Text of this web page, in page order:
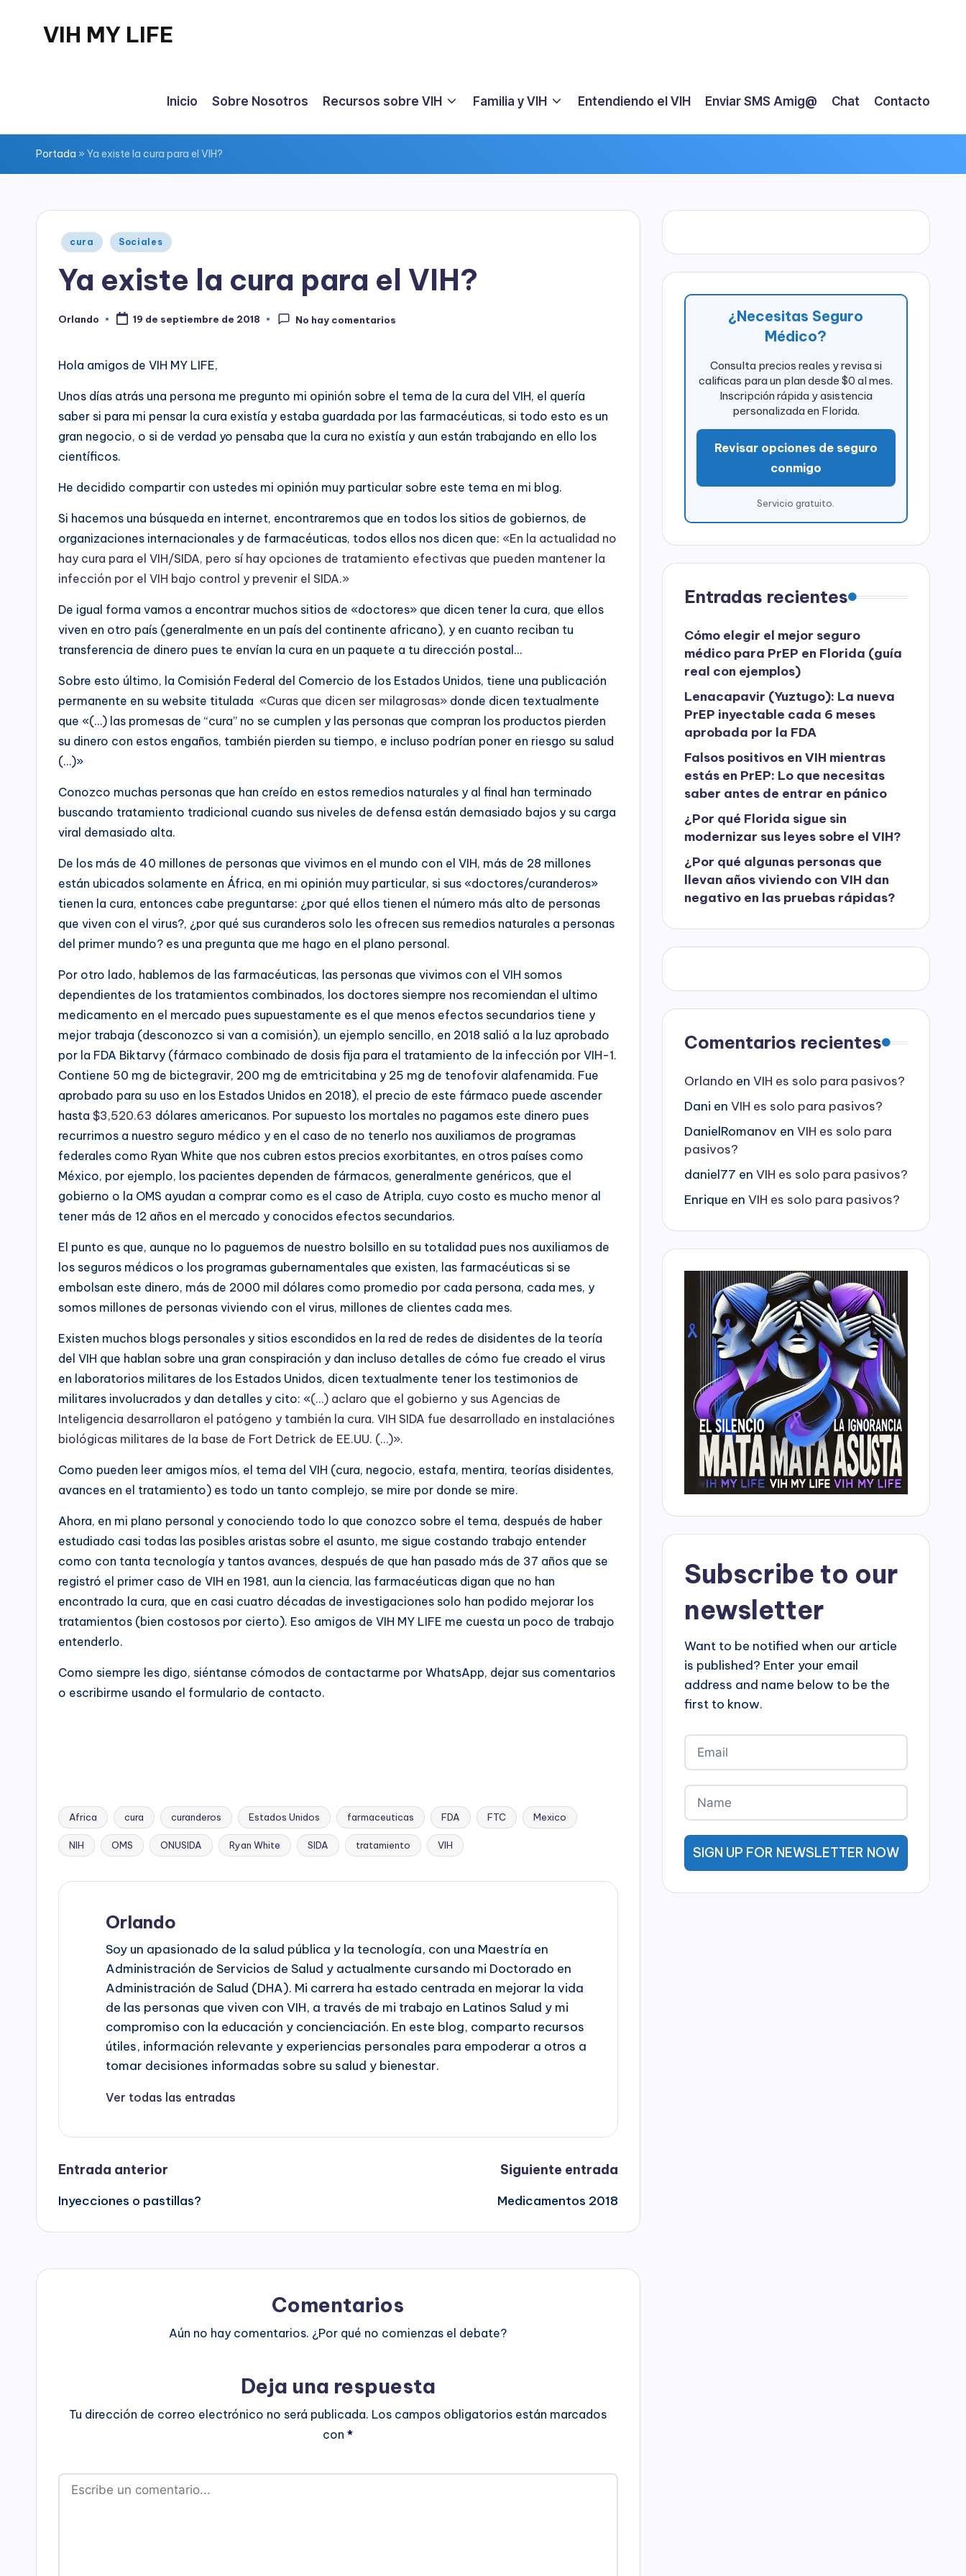
VIH MY LIFE
Inicio Sobre Nosotros Recursos sobre VIH Familia y VIH Entendiendo el VIH Enviar SMS Amig@ Chat Contacto
Portada » Ya existe la cura para el VIH?
Publicado
cura Sociales
Ya existe la cura para el VIH?
Publicado
Orlando 19 de septiembre de 2018 No hay comentarios
Hola amigos de VIH MY LIFE,
Unos días atrás una persona me pregunto mi opinión sobre el tema de la cura del VIH, el quería
saber si para mi pensar la cura existía y estaba guardada por las farmacéuticas, si todo esto es un
gran negocio, o si de verdad yo pensaba que la cura no existía y aun están trabajando en ello los
científicos.
He decidido compartir con ustedes mi opinión muy particular sobre este tema en mi blog.
Si hacemos una búsqueda en internet, encontraremos que en todos los sitios de gobiernos, de
organizaciones internacionales y de farmacéuticas, todos ellos nos dicen que: «En la actualidad no
hay cura para el VIH/SIDA, pero sí hay opciones de tratamiento efectivas que pueden mantener la
infección por el VIH bajo control y prevenir el SIDA.»
De igual forma vamos a encontrar muchos sitios de «doctores» que dicen tener la cura, que ellos
viven en otro país (generalmente en un país del continente africano), y en cuanto reciban tu
transferencia de dinero pues te envían la cura en un paquete a tu dirección postal…
Sobre esto último, la Comisión Federal del Comercio de los Estados Unidos, tiene una publicación
permanente en su website titulada «Curas que dicen ser milagrosas» donde dicen textualmente
que «(…) las promesas de “cura” no se cumplen y las personas que compran los productos pierden
su dinero con estos engaños, también pierden su tiempo, e incluso podrían poner en riesgo su salud
(…)»
Conozco muchas personas que han creído en estos remedios naturales y al final han terminado
buscando tratamiento tradicional cuando sus niveles de defensa están demasiado bajos y su carga
viral demasiado alta.
De los más de 40 millones de personas que vivimos en el mundo con el VIH, más de 28 millones
están ubicados solamente en África, en mi opinión muy particular, si sus «doctores/curanderos»
tienen la cura, entonces cabe preguntarse: ¿por qué ellos tienen el número más alto de personas
que viven con el virus?, ¿por qué sus curanderos solo les ofrecen sus remedios naturales a personas
del primer mundo? es una pregunta que me hago en el plano personal.
Por otro lado, hablemos de las farmacéuticas, las personas que vivimos con el VIH somos
dependientes de los tratamientos combinados, los doctores siempre nos recomiendan el ultimo
medicamento en el mercado pues supuestamente es el que menos efectos secundarios tiene y
mejor trabaja (desconozco si van a comisión), un ejemplo sencillo, en 2018 salió a la luz aprobado
por la FDA Biktarvy (fármaco combinado de dosis fija para el tratamiento de la infección por VIH-1.
Contiene 50 mg de bictegravir, 200 mg de emtricitabina y 25 mg de tenofovir alafenamida. Fue
aprobado para su uso en los Estados Unidos en 2018), el precio de este fármaco puede ascender
hasta $3,520.63 dólares americanos. Por supuesto los mortales no pagamos este dinero pues
recurrimos a nuestro seguro médico y en el caso de no tenerlo nos auxiliamos de programas
federales como Ryan White que nos cubren estos precios exorbitantes, en otros países como
México, por ejemplo, los pacientes dependen de fármacos, generalmente genéricos, que el
gobierno o la OMS ayudan a comprar como es el caso de Atripla, cuyo costo es mucho menor al
tener más de 12 años en el mercado y conocidos efectos secundarios.
El punto es que, aunque no lo paguemos de nuestro bolsillo en su totalidad pues nos auxiliamos de
los seguros médicos o los programas gubernamentales que existen, las farmacéuticas si se
embolsan este dinero, más de 2000 mil dólares como promedio por cada persona, cada mes, y
somos millones de personas viviendo con el virus, millones de clientes cada mes.
Existen muchos blogs personales y sitios escondidos en la red de redes de disidentes de la teoría
del VIH que hablan sobre una gran conspiración y dan incluso detalles de cómo fue creado el virus
en laboratorios militares de los Estados Unidos, dicen textualmente tener los testimonios de
militares involucrados y dan detalles y cito: «(…) aclaro que el gobierno y sus Agencias de
Inteligencia desarrollaron el patógeno y también la cura. VIH SIDA fue desarrollado en instalaciónes
biológicas militares de la base de Fort Detrick de EE.UU. (…)».
Como pueden leer amigos míos, el tema del VIH (cura, negocio, estafa, mentira, teorías disidentes,
avances en el tratamiento) es todo un tanto complejo, se mire por donde se mire.
Ahora, en mi plano personal y conociendo todo lo que conozco sobre el tema, después de haber
estudiado casi todas las posibles aristas sobre el asunto, me sigue costando trabajo entender
como con tanta tecnología y tantos avances, después de que han pasado más de 37 años que se
registró el primer caso de VIH en 1981, aun la ciencia, las farmacéuticas digan que no han
encontrado la cura, que en casi cuatro décadas de investigaciones solo han podido mejorar los
tratamientos (bien costosos por cierto). Eso amigos de VIH MY LIFE me cuesta un poco de trabajo
entenderlo.
Como siempre les digo, siéntanse cómodos de contactarme por WhatsApp, dejar sus comentarios
o escribirme usando el formulario de contacto.
Etiquetas:
Africa cura curanderos Estados Unidos farmaceuticas FDA FTC Mexico
NIH OMS ONUSIDA Ryan White SIDA tratamiento VIH
Orlando
Soy un apasionado de la salud pública y la tecnología, con una Maestría en
Administración de Servicios de Salud y actualmente cursando mi Doctorado en
Administración de Salud (DHA). Mi carrera ha estado centrada en mejorar la vida
de las personas que viven con VIH, a través de mi trabajo en Latinos Salud y mi
compromiso con la educación y concienciación. En este blog, comparto recursos
útiles, información relevante y experiencias personales para empoderar a otros a
tomar decisiones informadas sobre su salud y bienestar.
Ver todas las entradas
Navegación
de
Entrada anterior
Inyecciones o pastillas?
Siguiente entrada
Medicamentos 2018
Comentarios
Aún no hay comentarios. ¿Por qué no comienzas el debate?
Deja una respuesta
Tu dirección de correo electrónico no será publicada. Los campos obligatorios están marcados
con*
¿Necesitas Seguro
Médico?
Consulta precios reales y revisa si
calificas para un plan desde $0 al mes.
Inscripción rápida y asistencia
personalizada en Florida.
Revisar opciones de seguro
conmigo
Servicio gratuito.
Entradas recientes
Cómo elegir el mejor seguro
médico para PrEP en Florida (guía
real con ejemplos)
Lenacapavir (Yuztugo): La nueva
PrEP inyectable cada 6 meses
aprobada por la FDA
Falsos positivos en VIH mientras
estás en PrEP: Lo que necesitas
saber antes de entrar en pánico
¿Por qué Florida sigue sin
modernizar sus leyes sobre el VIH?
¿Por qué algunas personas que
llevan años viviendo con VIH dan
negativo en las pruebas rápidas?
Comentarios recientes
Orlando en VIH es solo para pasivos?
Dani en VIH es solo para pasivos?
DanielRomanov en VIH es solo para
pasivos?
daniel77 en VIH es solo para pasivos?
Enrique en VIH es solo para pasivos?
Subscribe to our
newsletter
Want to be notified when our article
is published? Enter your email
address and name below to be the
first to know.